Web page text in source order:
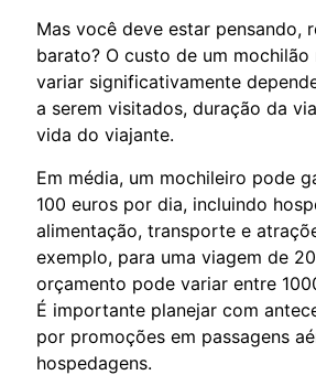
Mas você deve estar pensando,
barato? O custo de um mochilão
variar significativamente
a serem visitados, duração da
vida do viajante.
Em média, um mochileiro pode
100 euros por dia, incluindo
alimentação, transporte e
exemplo, para uma viagem de
orçamento pode variar entre
É importante planejar com
por promoções em passagens
hospedagens.